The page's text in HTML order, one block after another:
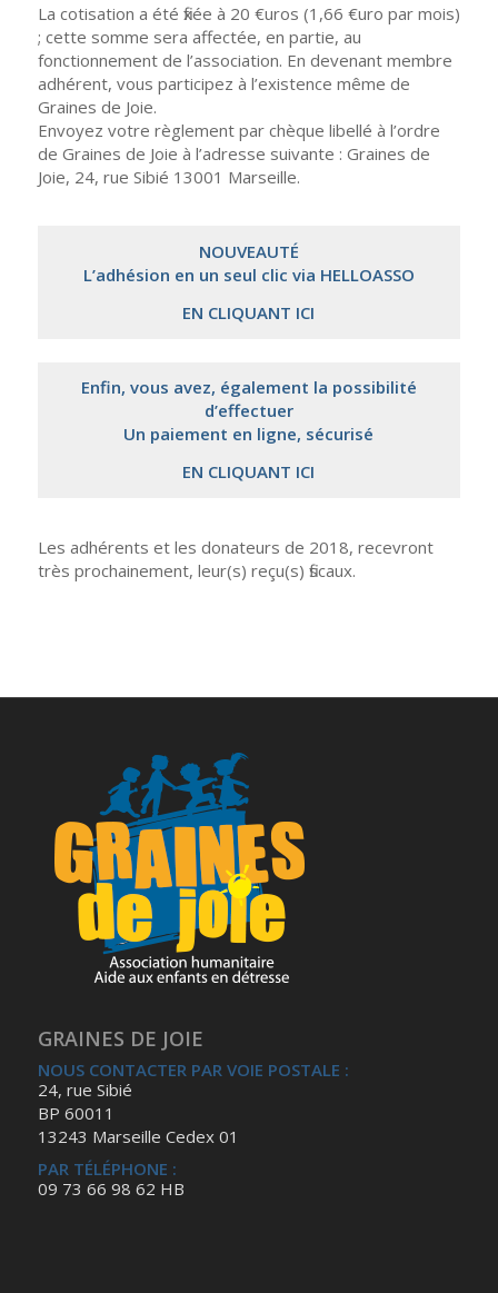
La cotisation a été fixée à 20 €uros (1,66 €uro par mois)
; cette somme sera affectée, en partie, au
fonctionnement de l’association. En devenant membre
adhérent, vous participez à l’existence même de
Graines de Joie.
Envoyez votre règlement par chèque libellé à l’ordre
de Graines de Joie à l’adresse suivante : Graines de
Joie, 24, rue Sibié 13001 Marseille.
NOUVEAUTÉ
L’adhésion en un seul clic via HELLOASSO
EN CLIQUANT ICI
Enfin, vous avez, également la possibilité
d’effectuer
Un paiement en ligne, sécurisé
EN CLIQUANT ICI
Les adhérents et les donateurs de 2018, recevront
très prochainement, leur(s) reçu(s) fiscaux.
GRAINES DE JOIE
NOUS CONTACTER PAR VOIE POSTALE :
24, rue Sibié
BP 60011
13243 Marseille Cedex 01
PAR TÉLÉPHONE :
09 73 66 98 62 HB